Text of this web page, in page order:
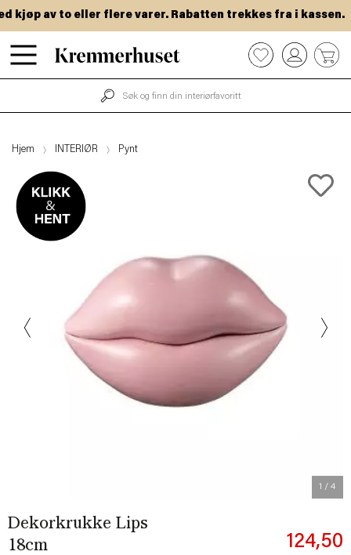
Hopp
til
kjøp av to eller flere varer. Rabatten trekkes fra i kassen.
0
Hjem INTERIØR Pynt
1 / 4
Dekorkrukke Lips
18cm
124,50